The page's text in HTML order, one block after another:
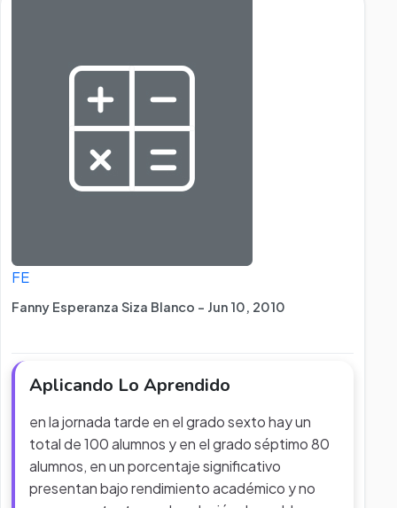
FE
Fanny Esperanza Siza Blanco - Jun 10, 2010
Aplicando Lo Aprendido
en la jornada tarde en el grado sexto hay un
total de 100 alumnos y en el grado séptimo 80
alumnos, en un porcentaje significativo
presentan bajo rendimiento académico y no